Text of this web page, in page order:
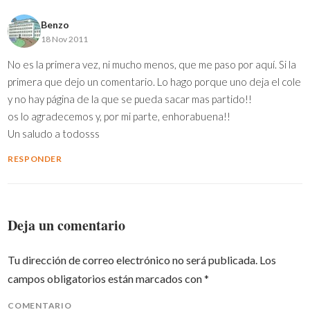
Benzo
18 Nov 2011
No es la primera vez, ni mucho menos, que me paso por aquí. Si la
primera que dejo un comentario. Lo hago porque uno deja el cole
y no hay página de la que se pueda sacar mas partido!!
os lo agradecemos y, por mi parte, enhorabuena!!
Un saludo a todosss
RESPONDER
Deja un comentario
Tu dirección de correo electrónico no será publicada. Los
campos obligatorios están marcados con*
COMENTARIO